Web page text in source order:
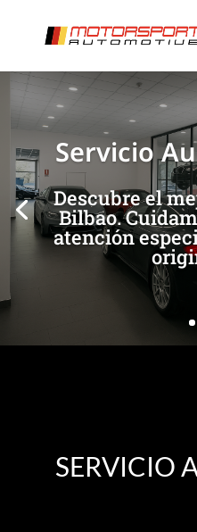
Servicio
Descubre el
Bilbao.
atención
[/et_pb_slide] [/et_pb_slide]
SERVICIO